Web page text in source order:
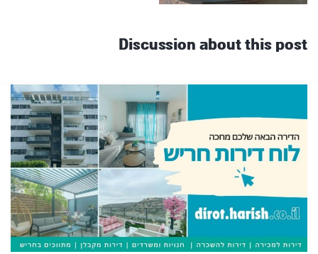
Discussion about this post